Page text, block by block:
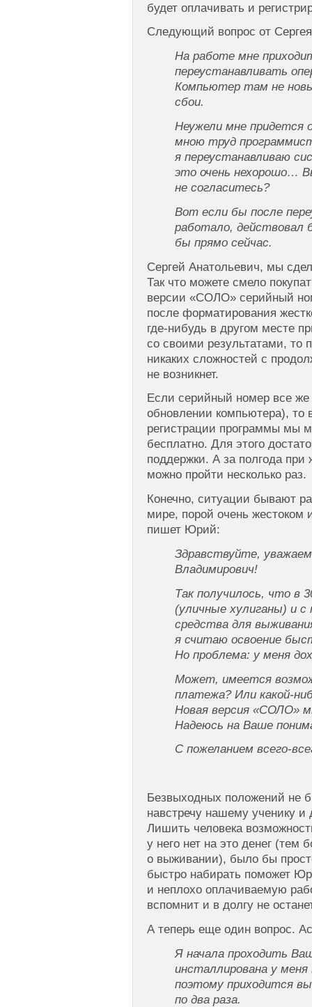
будет оплачивать и
Следующий вопрос от
На работе мне
переустанавливать
Компьютер там не
сбои.
Неужели мне придется
мною труд
я переустанавливаю
это очень нехорошо…
не согласитесь?
Вот если бы после
работало, действовал
бы прямо сейчас.
Сергей Анатольевич, мы
Так что можете смело
версии «СОЛО» серийный
после форматирования
где-нибудь в другом месте
со своими результатами, то
никаких сложностей с
не возникнет.
Если серийный номер все
обновлении компьютера), то
регистрации программы мы
бесплатно. Для этого
поддержки. А за полгода
можно пройти несколько раз.
Конечно, ситуации бывают
мире, порой очень жестоком
пишет Юрий:
Здравствуйте,
Владимирович!
Так получилось, что в
(уличные хулиганы) и с
средства для
я считаю освоение
Но проблема: у меня
Может, имеется
платежа? Или какой-
Новая версия «СОЛО»
Надеюсь на Ваше
С пожеланием всего-
Безвыходных положений не
навстречу нашему ученику
Лишить человека
у него нет на это денег (тем
о выживании), было бы
быстро набирать поможет
и неплохо оплачиваемую
вспомнит и в долгу не
А теперь еще один вопрос.
Я начала проходить
инсталлирована у
поэтому приходится
по два раза.